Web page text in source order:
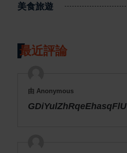
美食旅遊
最近評論
由 Anonymous
GDiYulZhRqeEhasqFlU